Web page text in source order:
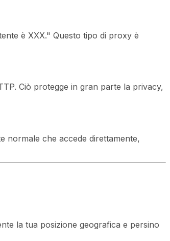
è XXX." Questo tipo di proxy è
Ciò protegge in gran parte la privacy,
normale che accede direttamente,
la tua posizione geografica e persino